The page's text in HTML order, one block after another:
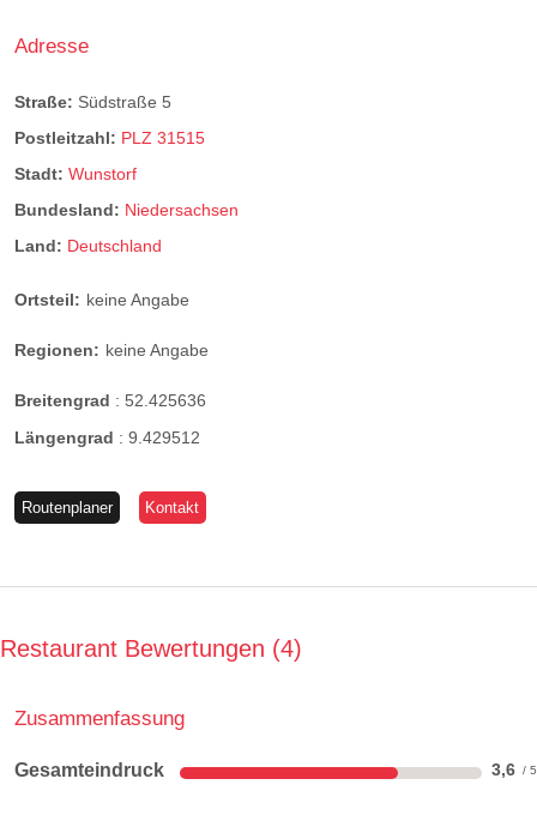
Adresse
Straße: Südstraße 5
Postleitzahl: PLZ 31515
Stadt: Wunstorf
Bundesland: Niedersachsen
Land: Deutschland
Ortsteil: keine Angabe
Regionen: keine Angabe
Breitengrad : 52.425636
Längengrad : 9.429512
Routenplaner Kontakt
Restaurant Bewertungen 4
Zusammenfassung
Gesamteindruck 3,6